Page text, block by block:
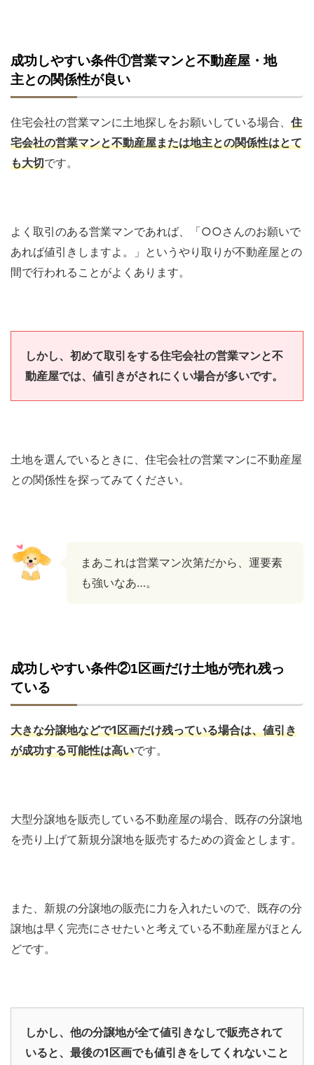
成功しやすい条件①営業マンと不動産屋・地
主との関係性が良い
住宅会社の営業マンに土地探しをお願いしている場合、 住
宅会社の営業マンと不動産屋または地主との関係性はとて
も大切です。
よく取引のある営業マンであれば、「○○さんのお願いで
あれば値引きしますよ。」というやり取りが不動産屋との
間で行われることがよくあります。
しかし、初めて取引をする住宅会社の営業マンと不
動産屋では、値引きがされにくい場合が多いです。
土地を選んでいるときに、住宅会社の営業マンに不動産屋
との関係性を探ってみてください。
まあこれは営業マン次第だから、運要素
も強いなあ…。
成功しやすい条件②1区画だけ土地が売れ残っ
ている
大きな分譲地などで1区画だけ残っている場合は、値引き
が成功する可能性は高いです。
大型分譲地を販売している不動産屋の場合、既存の分譲地
を売り上げて新規分譲地を販売するための資金とします。
また、新規の分譲地の販売に力を入れたいので、既存の分
譲地は早く完売にさせたいと考えている不動産屋がほとん
どです。
しかし、他の分譲地が全て値引きなしで販売されて
いると、最後の1区画でも値引きをしてくれないこと